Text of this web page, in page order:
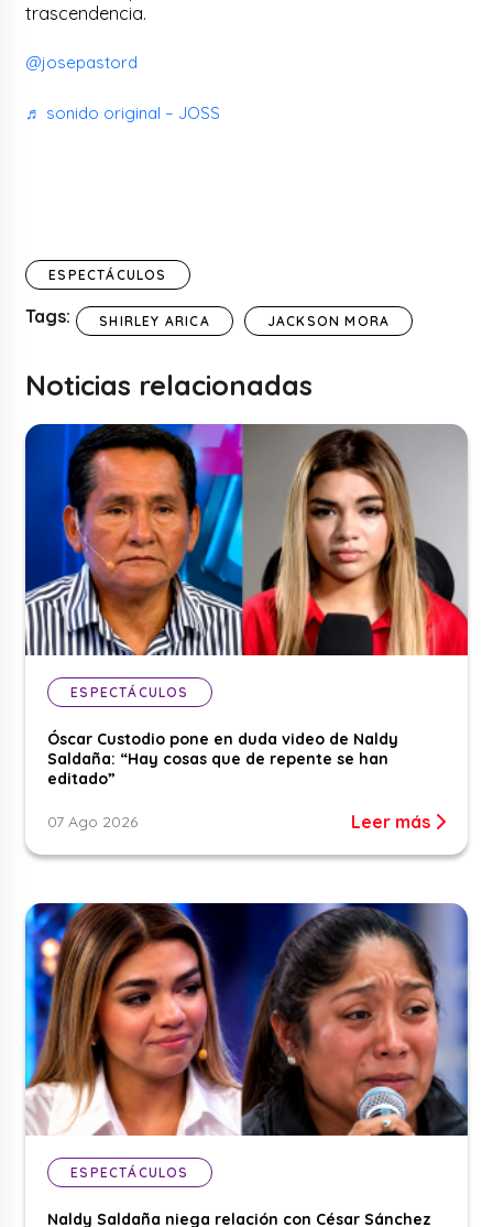
trascendencia.
@josepastord
♬ sonido original – JOSS
ESPECTÁCULOS
Tags: SHIRLEY ARICA JACKSON MORA
Noticias relacionadas
ESPECTÁCULOS
Óscar Custodio pone en duda video de Naldy
Saldaña: “Hay cosas que de repente se han
editado”
07 Ago 2026 Leer más
ESPECTÁCULOS
Naldy Saldaña niega relación con César Sánchez